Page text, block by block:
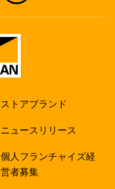
ストアブランド
ニュースリリース
個人フランチャイズ経
営者募集